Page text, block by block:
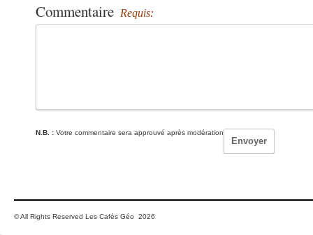
Commentaire Requis:
N.B. : Votre commentaire sera approuvé après modération
© All Rights Reserved Les Cafés Géo 2026